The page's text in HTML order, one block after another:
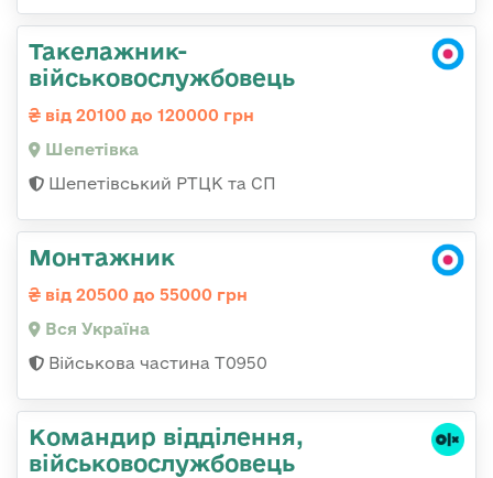
Такелажник-
військовослужбовець
від 20100 до 120000 грн
Шепетівка
Шепетівський РТЦК та СП
Монтажник
від 20500 до 55000 грн
Вся Україна
Військова частина Т0950
Командир відділення,
військовослужбовець